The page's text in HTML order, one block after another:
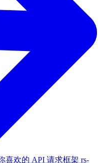
喜欢的 API 请求框架 rs-